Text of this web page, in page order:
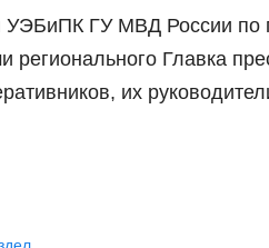
ГУ МВД России по
регионального Главка
их